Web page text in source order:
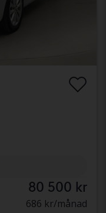
80 500 kr
686 kr/månad